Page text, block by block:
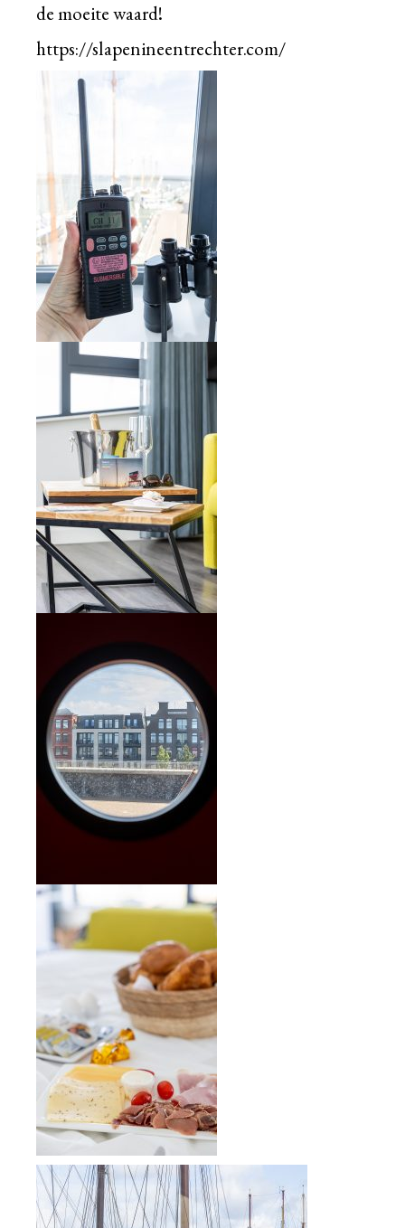
de moeite waard!
https://slapenineentrechter.com/